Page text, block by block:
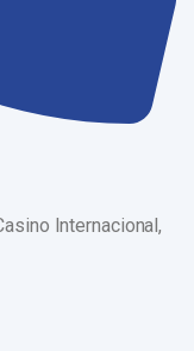
Internacional,